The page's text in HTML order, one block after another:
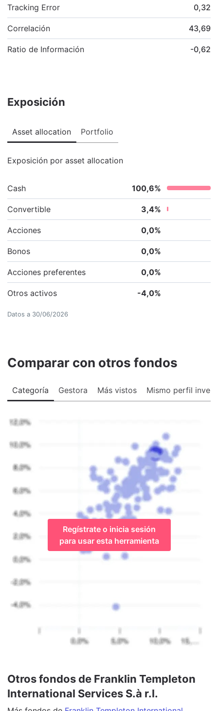
Tracking Error 0,32
Correlación 43,69
Ratio de Información -0,62
Exposición
Asset allocation Portfolio
Exposición por asset allocation
Cash 100,6%
Convertible 3,4%
Acciones 0,0%
Bonos 0,0%
Acciones preferentes 0,0%
Otros activos -4,0%
Datos a 30/06/2026
Comparar con otros fondos
Categoría Gestora Más vistos Mismo perfil
Regístrate o inicia sesión
para usar esta herramienta
Otros fondos de Franklin Templeton
International Services S.à r.l.